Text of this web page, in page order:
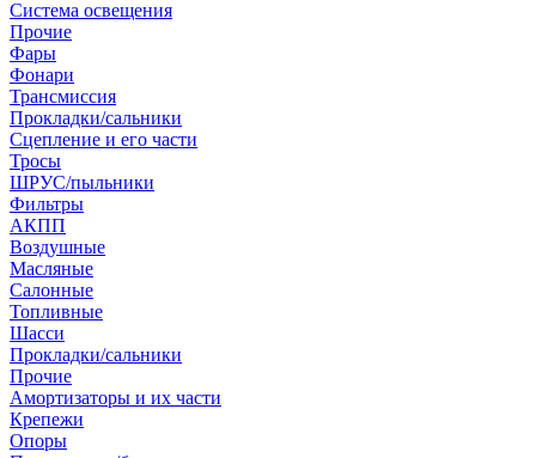
Система освещения
Прочие
Фары
Фонари
Трансмиссия
Прокладки/сальники
Сцепление и его части
Тросы
ШРУС/пыльники
Фильтры
АКПП
Воздушные
Масляные
Салонные
Топливные
Шасси
Прокладки/сальники
Прочие
Амортизаторы и их части
Крепежи
Опоры